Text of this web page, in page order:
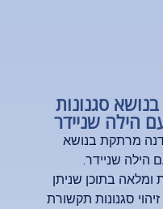
סגנונות
הילה שניידר
מרתקת בנושא
הילה שניידר.
ומלאה בתוכן שניתן
סגנונות תקשורת